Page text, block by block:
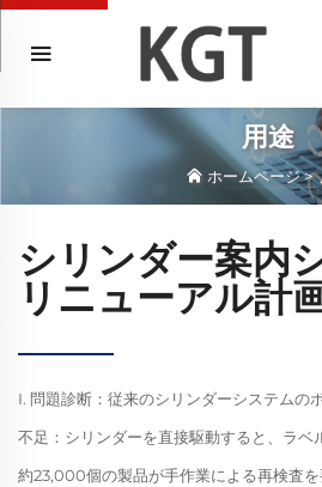
用途
ホームページ>
シリンダー案内
リニューアル計
I. 問題診断：従来のシリンダーシステムの
不足：シリンダーを直接駆動すると、ラベ
約23,000個の製品が手作業による再検査を